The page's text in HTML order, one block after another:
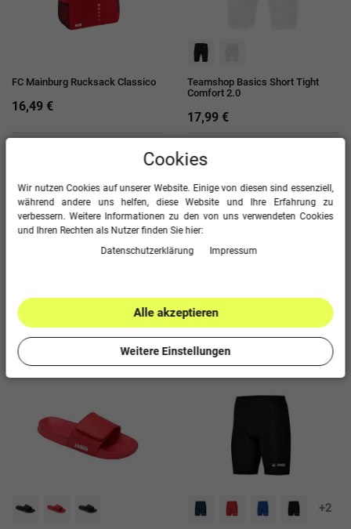
FC Mainburg Rucksack Classico
16,49 €
Teamshop Basics Short Tight
Comfort 2.0
17,99 €
Teamshop Basics
Trainingssocken
5,99 €
Teamshop Basics
Trainingssocken Kurz
5,99 €
+2
Cookies
Wir nutzen Cookies auf unserer Website. Einige von diesen sind essenziell,
während andere uns helfen, diese Website und Ihre Erfahrung zu
verbessern. Weitere Informationen zu den von uns verwendeten Cookies
und Ihren Rechten als Nutzer finden Sie hier:
Daten­schutz­erklärung
Impressum
Alle akzeptieren
Weitere Einstellungen